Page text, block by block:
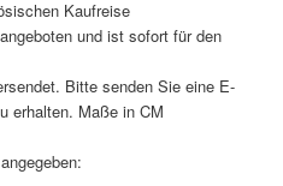
Kaufreise
und ist sofort für den
Bitte senden Sie eine E-
erhalten. Maße in CM